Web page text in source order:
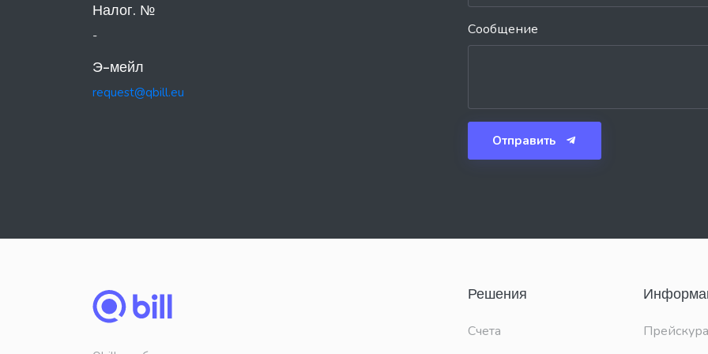
Налог. №
-
Э-мейл
request@qbill.eu
Сообщение
Отправить
Решения
Счета